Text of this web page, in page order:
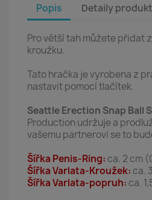
Popis Detaily
Pro větší tah můžete přidat
kroužku.
Tato hračka je vyrobena z
nastavit pomocí tlačítek.
Seattle Erection Snap Ball
Production udržuje a
vašemu partnerovi se to
Šířka Penis-Ring: ca. 2 cm
ŠířkaVarlata-Kroužek: ca.
Šířka Varlata-popruh: ca.